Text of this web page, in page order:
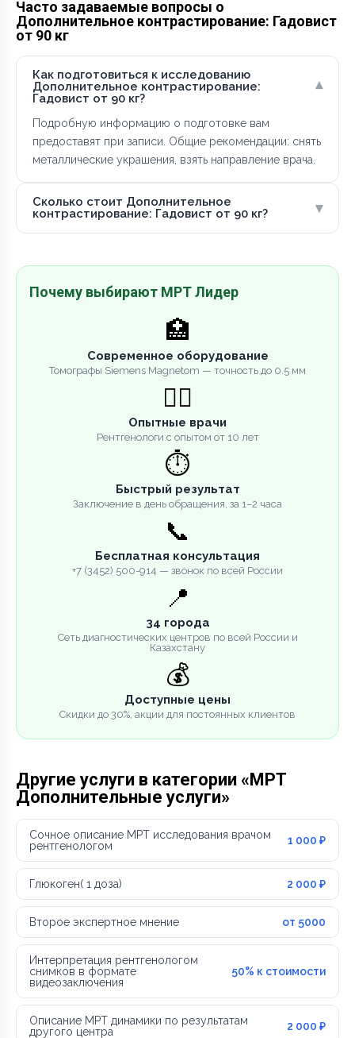
Часто задаваемые вопросы о
Дополнительное контрастирование: Гадовист
от 90 кг
Как подготовиться к исследованию
Дополнительное контрастирование:
Гадовист от 90 кг?
▾
Подробную информацию о подготовке вам
предоставят при записи. Общие рекомендации: снять
металлические украшения, взять направление врача.
Сколько стоит Дополнительное
контрастирование: Гадовист от 90 кг?
▾
Почему выбирают МРТ Лидер
🏥
Современное оборудование
Томографы Siemens Magnetom — точность до 0.5 мм
👨‍⚕️
Опытные врачи
Рентгенологи с опытом от 10 лет
⏱️
Быстрый результат
Заключение в день обращения, за 1–2 часа
📞
Бесплатная консультация
+7 (3452) 500-914 — звонок по всей России
📍
34 города
Сеть диагностических центров по всей России и
Казахстану
💰
Доступные цены
Скидки до 30%, акции для постоянных клиентов
Другие услуги в категории «МРТ
Дополнительные услуги»
Сочное описание МРТ исследования врачом
рентгенологом
1 000 ₽
Глюкоген( 1 доза) 2 000 ₽
Второе экспертное мнение от 5000
Интерпретация рентгенологом
снимков в формате
видеозаключения
50% к стоимости
Описание МРТ динамики по результатам
другого центра
2 000 ₽